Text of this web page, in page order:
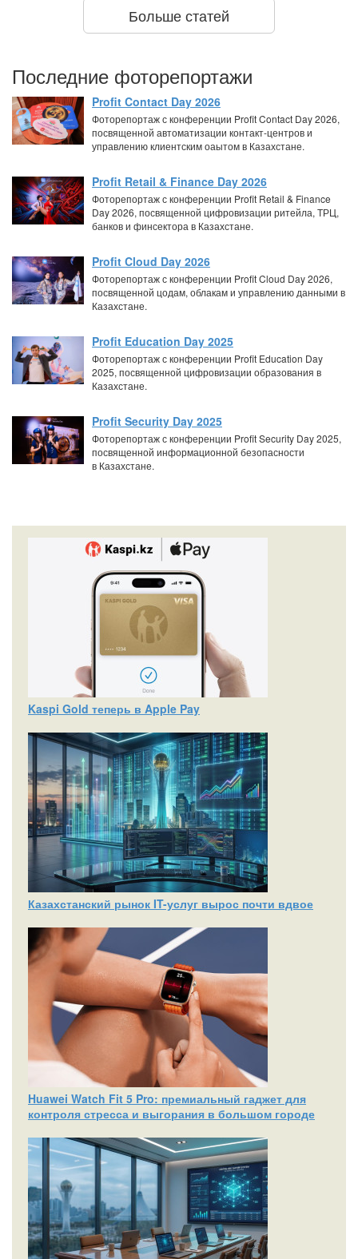
Больше статей
Последние фоторепортажи
Profit Contact Day 2026
Фоторепортаж с конференции Profit Contact Day 2026,
посвященной автоматизации контакт-центров и
управлению клиентским оаытом в Казахстане.
Profit Retail & Finance Day 2026
Фоторепортаж с конференции Profit Retail & Finance
Day 2026, посвященной цифровизации ритейла, ТРЦ,
банков и финсектора в Казахстане.
Profit Cloud Day 2026
Фоторепортаж с конференции Profit Cloud Day 2026,
посвященной цодам, облакам и управлению данными в
Казахстане.
Profit Education Day 2025
Фоторепортаж с конференции Profit Education Day
2025, посвященной цифровизации образования в
Казахстане.
Profit Security Day 2025
Фоторепортаж с конференции Profit Security Day 2025,
посвященной информационной безопасности
в Казахстане.
Kaspi Gold теперь в Apple Pay
Казахстанский рынок IT-услуг вырос почти вдвое
Huawei Watch Fit 5 Pro: премиальный гаджет для
контроля стресса и выгорания в большом городе